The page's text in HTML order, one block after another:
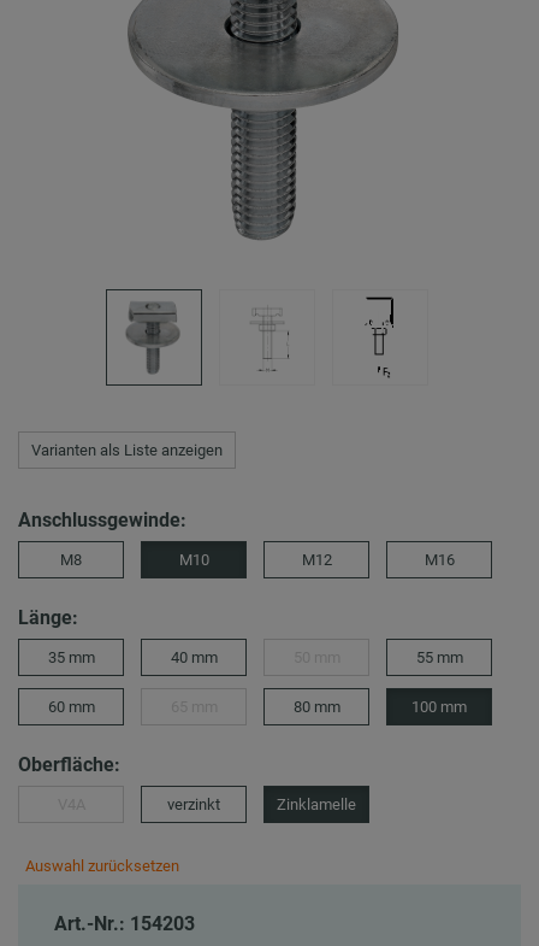
Varianten als Liste anzeigen
Anschlussgewinde:
M8 M10 M12 M16
Länge:
35 mm 40 mm 55 mm
60 mm 80 mm 100 mm
Oberfläche:
verzinkt Zinklamelle
Auswahl zurücksetzen
Art.-Nr.: 154203